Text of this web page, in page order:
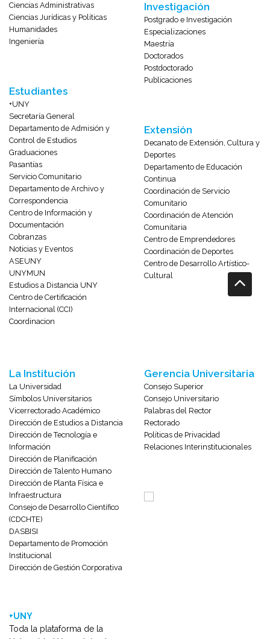
Ciencias Administrativas
Ciencias Jurídicas y Políticas
Humanidades
Ingeniería
Estudiantes
+UNY
Secretaría General
Departamento de Admisión y
Control de Estudios
Graduaciones
Pasantías
Servicio Comunitario
Departamento de Archivo y
Correspondencia
Centro de Información y
Documentación
Cobranzas
Noticias y Eventos
ASEUNY
UNYMUN
Estudios a Distancia UNY
Centro de Certificación
Internacional (CCI)
Coordinacion
Investigación
Postgrado e Investigación
Especializaciones
Maestría
Doctorados
Postdoctorado
Publicaciones
Extensión
Decanato de Extensión, Cultura y
Deportes
Departamento de Educación
Continua
Coordinación de Servicio
Comunitario
Coordinación de Atención
Comunitaria
Centro de Emprendedores
Coordinación de Deportes
Centro de Desarrollo Artístico-
Cultural
La Institución
La Universidad
Símbolos Universitarios
Vicerrectorado Académico
Dirección de Estudios a Distancia
Dirección de Tecnología e
Información
Dirección de Planificación
Dirección de Talento Humano
Dirección de Planta Física e
Infraestructura
Consejo de Desarrollo Científico
(CDCHTE)
DASBISI
Departamento de Promoción
Institucional
Dirección de Gestión Corporativa
+UNY
Toda la plataforma de la
Gerencia Universitaria
Consejo Superior
Consejo Universitario
Palabras del Rector
Rectorado
Políticas de Privacidad
Relaciones Interinstitucionales